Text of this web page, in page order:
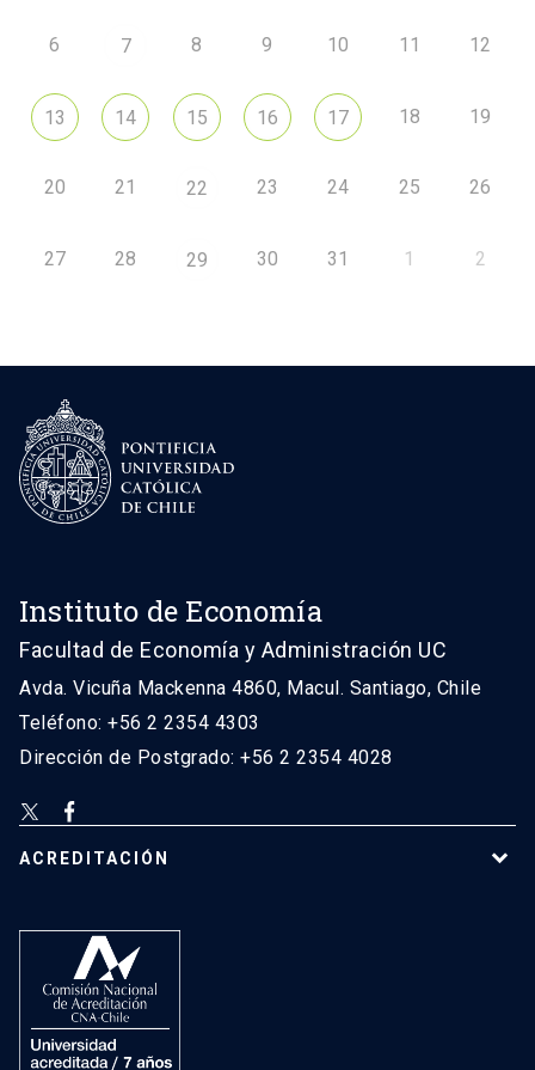
6 7 8 9 10 11 12
13 14 15 16 17 18 19
20 21 22 23 24 25 26
27 28 29 30 31 1 2
Instituto de Economía
Facultad de Economía y Administración UC
Avda. Vicuña Mackenna 4860, Macul. Santiago, Chile
Teléfono: +56 2 2354 4303
Dirección de Postgrado: +56 2 2354 4028
ACREDITACIÓN